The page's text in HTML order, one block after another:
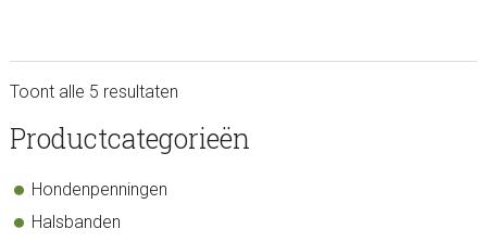
Toont alle 5 resultaten
sidebar
Store
Productcategorieën
Hondenpenningen
Halsbanden